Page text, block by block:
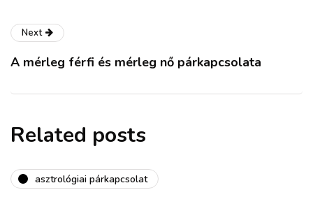
Next
A mérleg férfi és mérleg nő párkapcsolata
Related posts
asztrológiai párkapcsolat